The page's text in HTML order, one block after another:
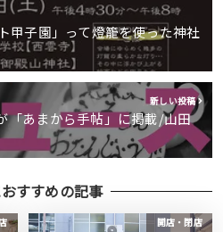
甲子園」って燈籠を使った神社
新しい投稿
「あまから手帖」に掲載/山田
すすめの記事
開店・閉店